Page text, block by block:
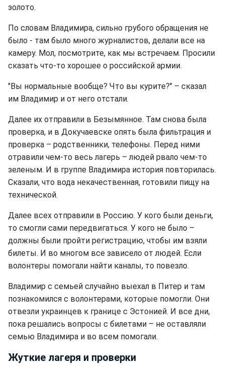
золото.
По словам Владимира, сильно грубого обращения не
было - там было много журналистов, делали все на
камеру. Мол, посмотрите, как мы встречаем. Просили
сказать что-то хорошее о российской армии.
"Вы нормальные вообще? Что вы курите?" – сказал
им Владимир и от него отстали.
Далее их отправили в Безымянное. Там снова была
проверка, и в Докучаевске опять была фильтрация и
проверка – родственники, телефоны. Перед ними
отравили чем-то весь лагерь – людей рвало чем-то
зеленым. И в группе Владимира история повторилась.
Сказали, что вода некачественная, готовили пищу на
технической.
Далее всех отправили в Россию. У кого были деньги,
то смогли сами передвигаться. У кого не было –
должны были пройти регистрацию, чтобы им взяли
билеты. И во многом все зависело от людей. Если
волонтеры помогали найти каналы, то повезло.
Владимир с семьей случайно выехал в Питер и там
познакомился с волонтерами, которые помогли. Они
отвезли украинцев к границе с Эстонией. И все дни,
пока решались вопросы с билетами – не оставляли
семью Владимира и во всем помогали.
Жуткие лагеря и проверки